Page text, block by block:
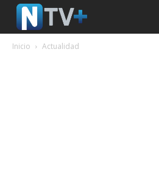
Inicio Actualidad